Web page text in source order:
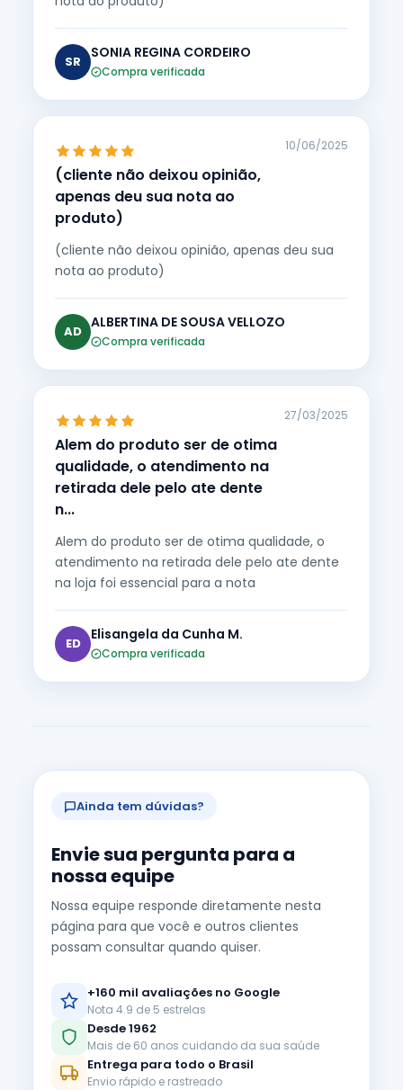
SR
SONIA REGINA CORDEIRO
Compra verificada
(cliente não deixou opinião,
apenas deu sua nota ao
produto)
10/06/2025
(cliente não deixou opinião, apenas deu sua
nota ao produto)
AD
ALBERTINA DE SOUSA VELLOZO
Compra verificada
Alem do produto ser de otima
qualidade, o atendimento na
retirada dele pelo ate dente
n...
27/03/2025
Alem do produto ser de otima qualidade, o
atendimento na retirada dele pelo ate dente
na loja foi essencial para a nota
ED
Elisangela da Cunha M.
Compra verificada
Ainda tem dúvidas?
Envie sua pergunta para a
nossa equipe
Nossa equipe responde diretamente nesta
página para que você e outros clientes
possam consultar quando quiser.
+160 mil avaliações no Google
Nota 4.9 de 5 estrelas
Desde 1962
Mais de 60 anos cuidando da sua saúde
Entrega para todo o Brasil
Envio rápido e rastreado